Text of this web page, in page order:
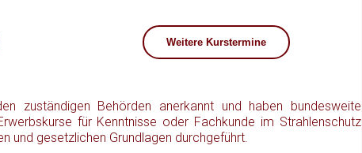
Weitere Kurstermine
zuständigen Behörden anerkannt und haben bundesweite
für Kenntnisse oder Fachkunde im Strahlenschutz
und gesetzlichen Grundlagen durchgeführt.